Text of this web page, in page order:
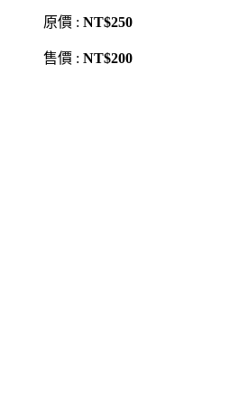
原價 : NT$250
售價 : NT$200